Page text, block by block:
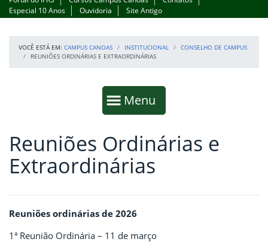
Especial 10 Anos
Ouvidoria Site Antigo
VOCÊ ESTÁ EM: CAMPUS CANOAS INSTITUCIONAL
CONSELHO DE CAMPUS
REUNIÕES ORDINÁRIAS E EXTRAORDINÁRIAS
Mostrar
Menu
Fim da navegação
Início do conteúdo
Reuniões Ordinárias e
Extraordinárias
Reuniões ordinárias de 2026
1ª Reunião Ordinária – 11 de março